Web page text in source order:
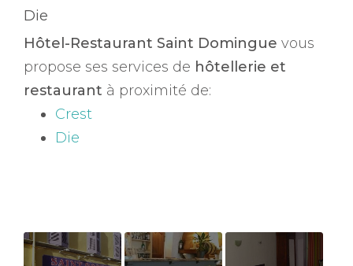
Die
Hôtel-Restaurant Saint Domingue vous
propose ses services de hôtellerie et
restaurant à proximité de:
Crest
Die